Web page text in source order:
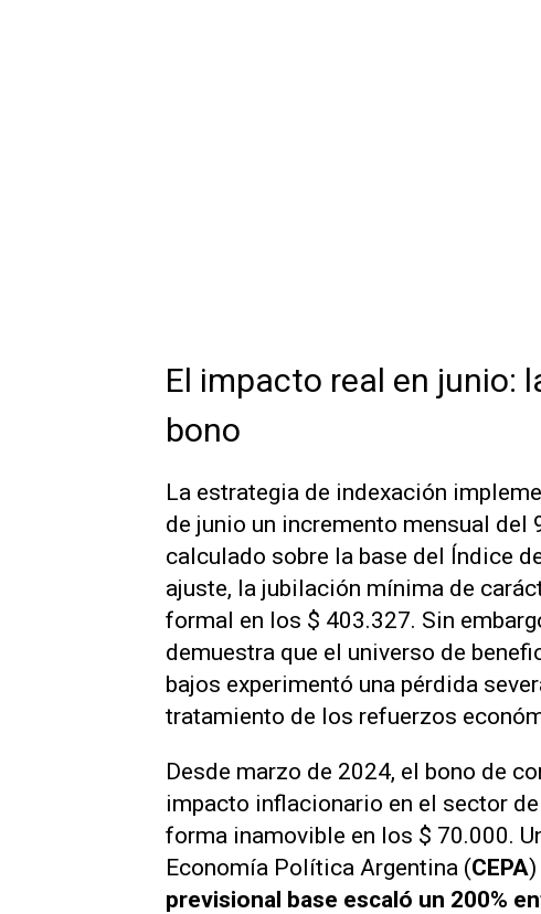
El impacto real en junio:
bono
La estrategia de indexación
de junio un incremento mensual del
calculado sobre la base del Índice
ajuste, la jubilación mínima de
formal en los $ 403.327. Sin
demuestra que el universo de
bajos experimentó una pérdida
tratamiento de los refuerzos
Desde marzo de 2024, el bono de
impacto inflacionario en el sector
forma inamovible en los $ 70.000.
Economía Política Argentina (CEPA)
previsional base escaló un 200%